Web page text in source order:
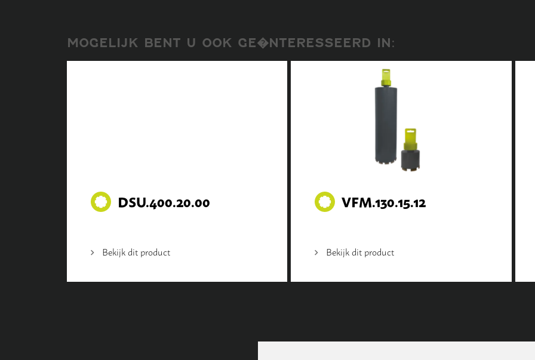
MOGELIJK BENT U OOK GE�NTERESSEERD IN:
DSU.400.20.00
Bekijk dit product
VFM.130.15.12
Bekijk dit product